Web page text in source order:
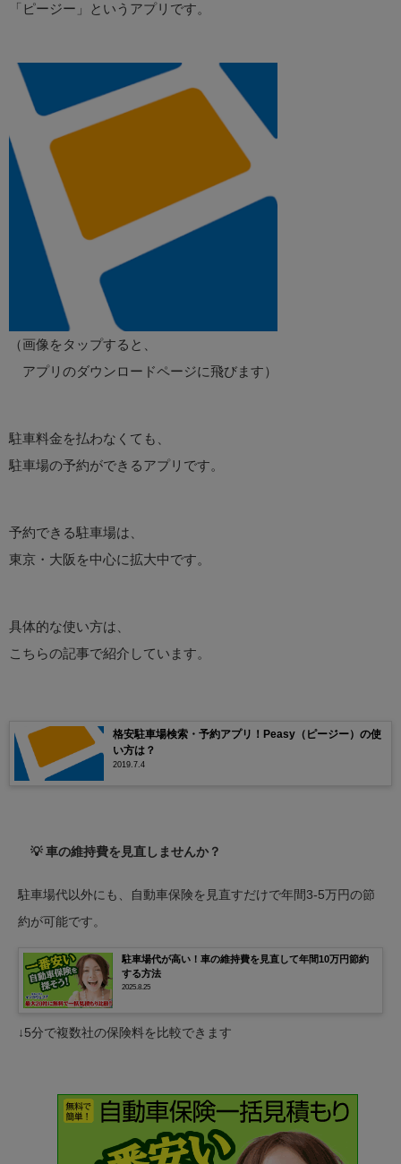
「ピージー」というアプリです。
（画像をタップすると、
アプリのダウンロードページに飛びます）
駐車料金を払わなくても、
駐車場の予約ができるアプリです。
予約できる駐車場は、
東京・大阪を中心に拡大中です。
具体的な使い方は、
こちらの記事で紹介しています。
格安駐車場検索・予約アプリ！Peasy（ピージー）の使
い方は？
2019.7.4
💡 車の維持費を見直しませんか？
駐車場代以外にも、自動車保険を見直すだけで年間3-5万円の節
約が可能です。
駐車場代が高い！車の維持費を見直して年間10万円節約
する方法
2025.8.25
↓5分で複数社の保険料を比較できます